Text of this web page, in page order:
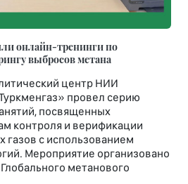
онлайн-тренинги по
выбросов метана
центр НИИ
провел серию
посвященных
контроля и верификации
газов с использованием
Мероприятие организовано
метанового